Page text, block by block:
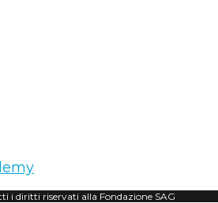
i diritti riservati alla Fondazione SAG